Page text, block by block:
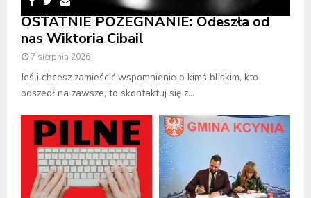
OSTATNIE POŻEGNANIE: Odeszła od
nas Wiktoria Cibail
7 sierpnia 2026
Jeśli chcesz zamieścić wspomnienie o kimś bliskim, kto
odszedł na zawsze, to skontaktuj się z...